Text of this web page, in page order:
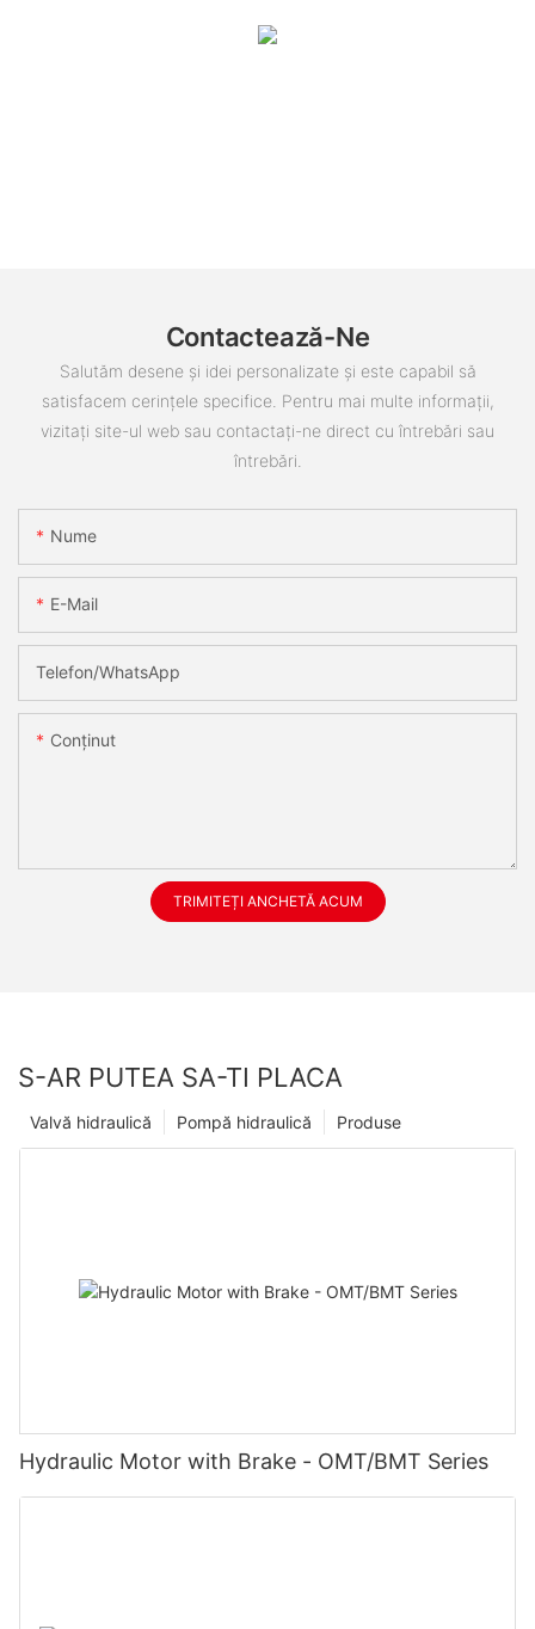
Contactează-Ne
Salutăm desene și idei personalizate și este capabil să
satisfacem cerințele specifice. Pentru mai multe informații,
vizitați site-ul web sau contactați-ne direct cu întrebări sau
întrebări.
Nume
E-Mail
Telefon/WhatsApp
Conţinut
TRIMITEȚI ANCHETĂ ACUM
S-AR PUTEA SA-TI PLACA
Produse
Pompă hidraulică
Valvă hidraulică
Hydraulic Motor with Brake - OMT/BMT Series